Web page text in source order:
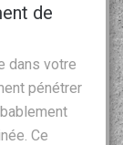
de
dans votre
pénétrer
Ce